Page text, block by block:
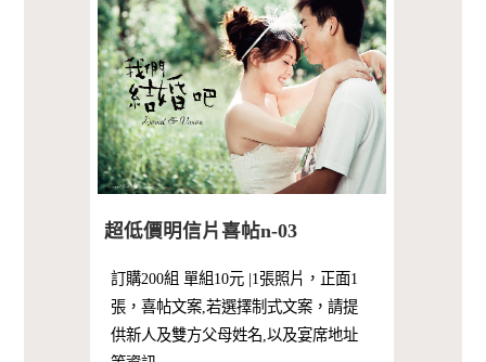
超低價明信片喜帖n-03
訂購200組 單組10元 |1張照片，正面1
張，喜帖文案,若選擇制式文案，請提
供新人及雙方父母姓名,以及宴席地址